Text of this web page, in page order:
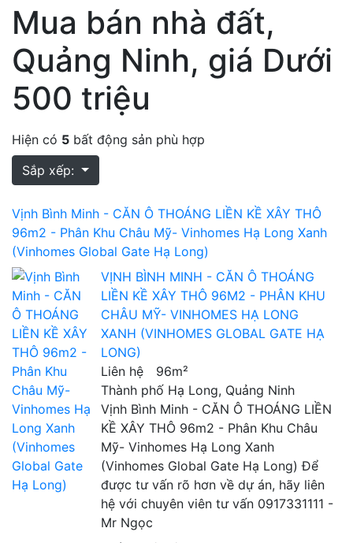
Mua bán nhà đất,
Quảng Ninh, giá Dưới
500 triệu
Hiện có 5 bất động sản phù hợp
Sắp xếp:
Vịnh Bình Minh - CĂN Ô THOÁNG LIỀN KỀ XÂY THÔ
96m2 - Phân Khu Châu Mỹ- Vinhomes Hạ Long Xanh
(Vinhomes Global Gate Hạ Long)
VỊNH BÌNH MINH - CĂN Ô THOÁNG
LIỀN KỀ XÂY THÔ 96M2 - PHÂN KHU
CHÂU MỸ- VINHOMES HẠ LONG
XANH (VINHOMES GLOBAL GATE HẠ
LONG)
Liên hệ
96m²
Thành phố Hạ Long, Quảng Ninh
Vịnh Bình Minh - CĂN Ô THOÁNG LIỀN
KỀ XÂY THÔ 96m2 - Phân Khu Châu
Mỹ- Vinhomes Hạ Long Xanh
(Vinhomes Global Gate Hạ Long) Để
được tư vấn rõ hơn về dự án, hãy liên
hệ với chuyên viên tư vấn 0917331111 -
Mr Ngọc